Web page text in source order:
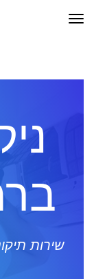
תפריט
שירות